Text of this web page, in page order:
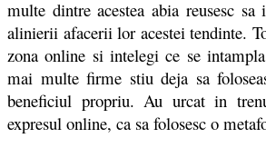
multe dintre acestea abia reusesc sa
alinierii afacerii lor acestei tendinte.
zona online si intelegi ce se
mai multe firme stiu deja sa
beneficiul propriu. Au urcat in
expresul online, ca sa folosesc o